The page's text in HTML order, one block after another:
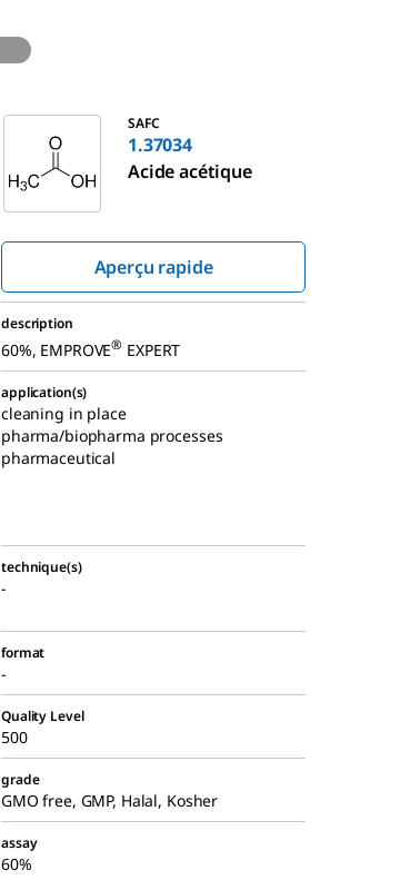
SAFC
1.37034
Acide acétique
Aperçu rapide
description
60%, EMPROVE® EXPERT
application(s)
cleaning in place
pharma/biopharma processes
pharmaceutical
technique(s)
-
format
-
Quality Level
500
grade
GMO free, GMP, Halal, Kosher
assay
60%